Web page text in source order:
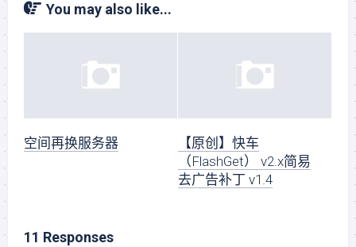
You may also like...
空间再换服务器
【原创】快车
（FlashGet） v2.x简易
去广告补丁 v1.4
11 Responses